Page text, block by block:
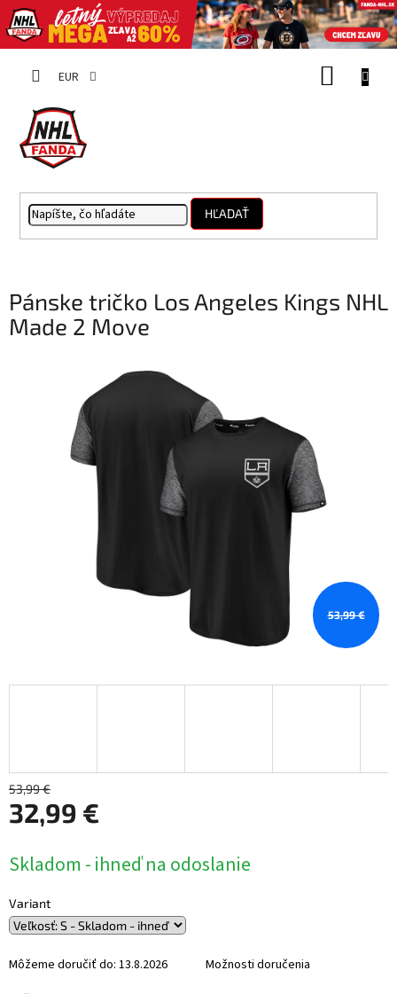
EUR
HĽADAŤ
Pánske tričko Los Angeles Kings NHL
Made 2 Move
53,99 €
53,99 €
32,99 €
cena:
Skladom - ihneď na odoslanie
Variant
Môžeme doručiť do: 13.8.2026 Možnosti doručenia